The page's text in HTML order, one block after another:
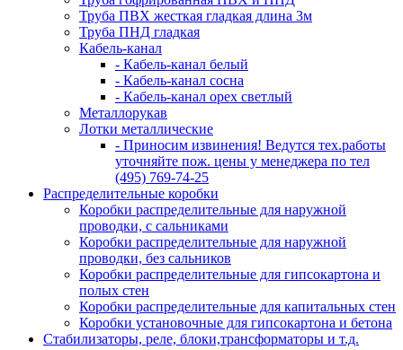
Труба ПВХ жесткая гладкая длина 3м
Труба ПНД гладкая
Кабель-канал
- Кабель-канал белый
- Кабель-канал сосна
- Кабель-канал орех светлый
Металлорукав
Лотки металлические
- Приносим извинения! Ведутся тех.работы
уточняйте пож. цены у менеджера по тел
(495) 769-74-25
Распределительные коробки
Коробки распределительные для наружной
проводки, с сальниками
Коробки распределительные для наружной
проводки, без сальников
Коробки распределительные для гипсокартона и
полых стен
Коробки распределительные для капитальных стен
Коробки установочные для гипсокартона и бетона
Стабилизаторы, реле, блоки,трансформаторы и т.д.